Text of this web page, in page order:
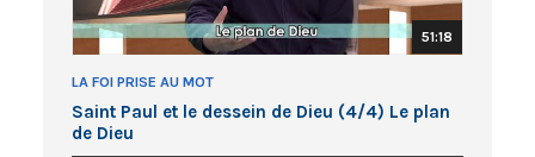
51:18
LA FOI PRISE AU MOT
Saint Paul et le dessein de Dieu (4/4) Le plan
de Dieu